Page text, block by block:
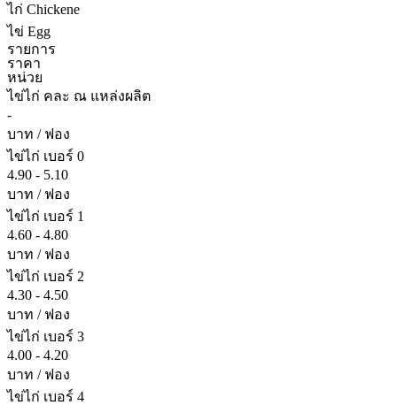
ไก่ Chickene
ไข่ Egg
รายการ
ราคา
หน่วย
ไข่ไก่ คละ ณ แหล่งผลิต
-
บาท / ฟอง
ไข่ไก่ เบอร์ 0
4.90 - 5.10
บาท / ฟอง
ไข่ไก่ เบอร์ 1
4.60 - 4.80
บาท / ฟอง
ไข่ไก่ เบอร์ 2
4.30 - 4.50
บาท / ฟอง
ไข่ไก่ เบอร์ 3
4.00 - 4.20
บาท / ฟอง
ไข่ไก่ เบอร์ 4